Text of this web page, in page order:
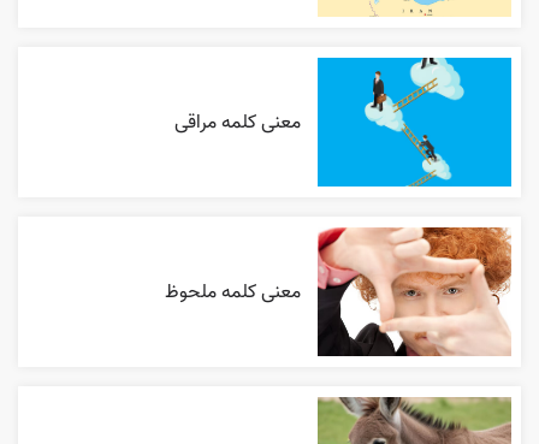
معنی کلمه مراقی
معنی کلمه ملحوظ